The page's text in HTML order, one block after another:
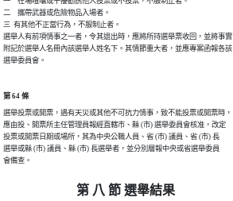
二　攜帶武器或危險物品入場者。
三  有其他不正當行為，不服制止者。
選舉人有前項情事之一者，令其退出時，應將所持選舉票收回，並將事實
附記於選舉人名冊內該選舉人姓名下。其情節重大者，並應專案函報各該
第 64 條
選舉投票或開票，遇有天災或其他不可抗力情事，致不能投票或開票時，
應由投、開票所主任管理員報經直轄市、縣 (市) 選舉委員會核准，改定
投票或開票日期或場所，其為中央公職人員、省 (市) 議員、省 (市) 長
選舉或縣 (市) 議員、縣 (市) 長選舉者，並分別層報中央或省選舉委員
會備查。
第 八 節 選舉結果